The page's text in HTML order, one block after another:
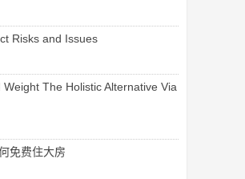
Risks and Issues
The Holistic Alternative Via
免费住大房